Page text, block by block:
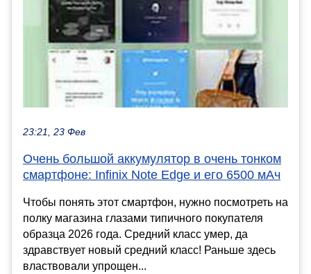
23:21, 23 Фев
Очень большой аккумулятор в очень тонком
смартфоне: Infinix Note Edge и его 6500 мАч
Чтобы понять этот смартфон, нужно посмотреть на
полку магазина глазами типичного покупателя
образца 2026 года. Средний класс умер, да
здравствует новый средний класс! Раньше здесь
властвовали упрощен...